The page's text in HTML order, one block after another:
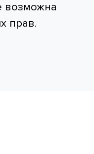
возможна
прав.